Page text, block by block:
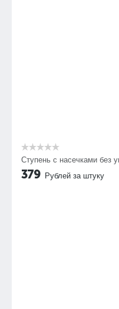
Ступень с насечками без
379 Рублей за штуку